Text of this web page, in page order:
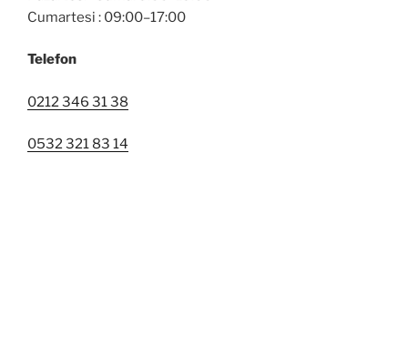
Cumartesi : 09:00–17:00
Telefon
0212 346 31 38
0532 321 83 14